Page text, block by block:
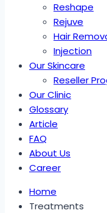
Reshape
Rejuve
Hair
Injection
Our Skincare
Reseller
Our Clinic
Glossary
Article
FAQ
About Us
Career
Home
Treatments